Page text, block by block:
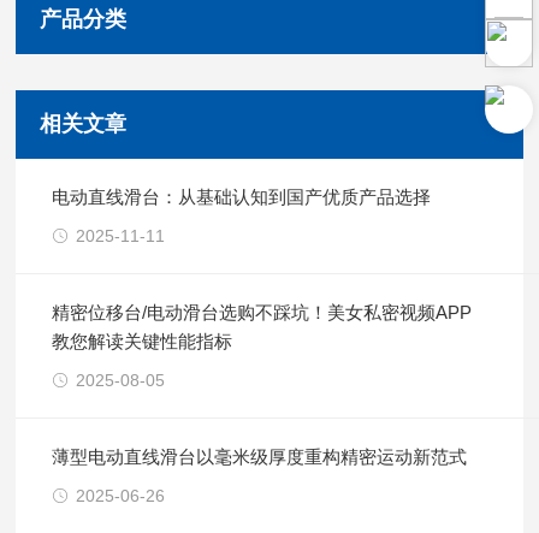
产品分类
相关文章
电动直线滑台：从基础认知到国产优质产品选择
2025-11-11
精密位移台/电动滑台选购不踩坑！美女私密视频APP
教您解读关键性能指标
2025-08-05
薄型电动直线滑台以毫米级厚度重构精密运动新范式
2025-06-26